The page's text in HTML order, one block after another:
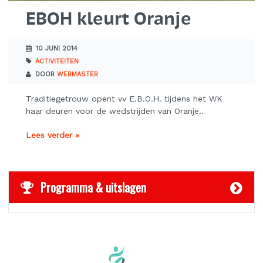
EBOH kleurt Oranje
10 JUNI 2014
ACTIVITEITEN
DOOR WEBMASTER
Traditiegetrouw opent vv E.B.O.H. tijdens het WK
haar deuren voor de wedstrijden van Oranje..
Lees verder »
Programma & uitslagen